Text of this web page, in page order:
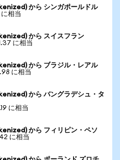
から シンガポールドル
相当
から スイスフラン
に相当
から ブラジル・レアル
に相当
から バングラデシュ・タ
に相当
から フィリピン・ペソ
に相当